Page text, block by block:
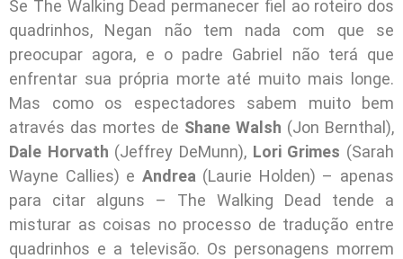
Se The Walking Dead permanecer fiel ao roteiro dos
quadrinhos, Negan não tem nada com que se
preocupar agora, e o padre Gabriel não terá que
enfrentar sua própria morte até muito mais longe.
Mas como os espectadores sabem muito bem
através das mortes de Shane Walsh (Jon Bernthal),
Dale Horvath (Jeffrey DeMunn), Lori Grimes (Sarah
Wayne Callies) e Andrea (Laurie Holden) – apenas
para citar alguns – The Walking Dead tende a
misturar as coisas no processo de tradução entre
quadrinhos e a televisão. Os personagens morrem